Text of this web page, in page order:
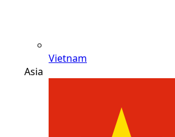
Vietnam
Asia